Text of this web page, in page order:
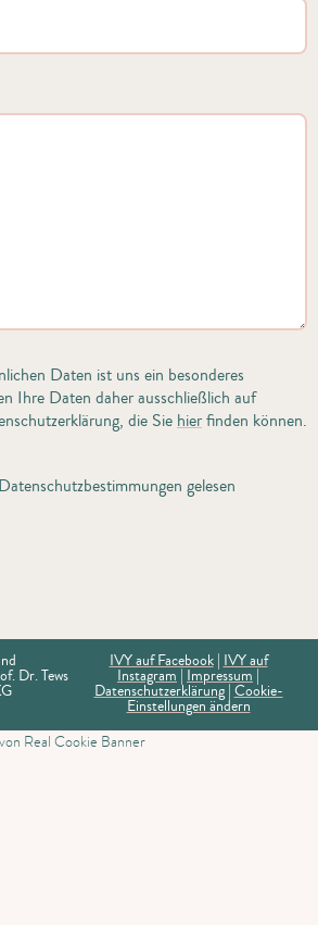
Daten ist uns ein besonderes
Ihre Daten daher ausschließlich auf
die Sie hierfinden können.
gelesen
Dr. Tews
IVY auf Facebook|IVY auf
Instagram | Impressum |
Datenschutzerklärung|Cookie-
Einstellungen ändern
Real Cookie Banner